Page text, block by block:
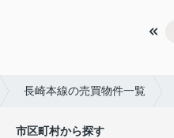
長崎本線の売買物件一覧
市区町村から探す